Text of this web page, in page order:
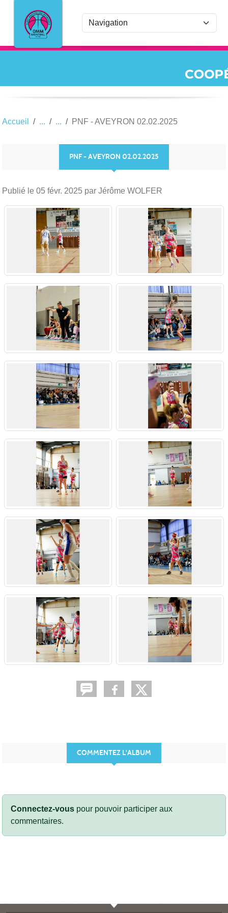
Accueil PNF - AVEYRON 02.02.2025
PNF - AVEYRON 02.02.2025
Publié le 05 févr. 2025 par Jérôme WOLFER
COMMENTEZ L'ALBUM
Connectez-vous pour pouvoir participer aux
commentaires.